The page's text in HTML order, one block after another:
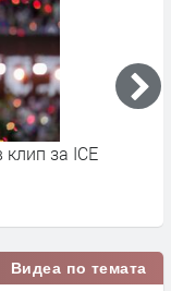
за ICE
Видеа по темата